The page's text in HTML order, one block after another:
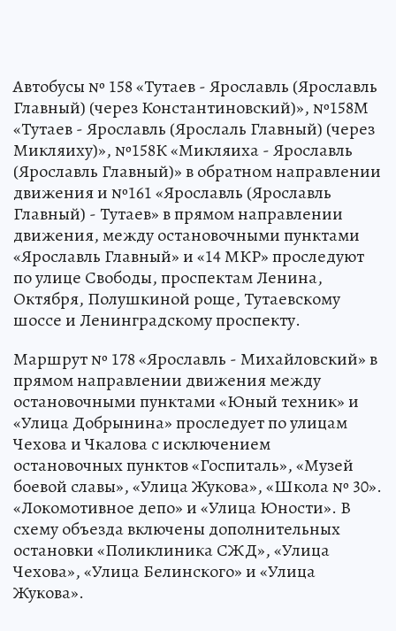
Автобусы № 158 «Тутаев - Ярославль (Ярославль
Главный) (через Константиновский)», №158М
«Тутаев - Ярославль (Ярослаль Главный) (через
Микляиху)», №158К «Микляиха - Ярославль
(Ярославль Главный)» в обратном направлении
движения и №161 «Ярославль (Ярославль
Главный) - Тутаев» в прямом направлении
движения, между остановочными пунктами
«Ярославль Главный» и «14 МКР» проследуют
по улице Свободы, проспектам Ленина,
Октября, Полушкиной роще, Тутаевскому
шоссе и Ленинградскому проспекту.
Маршрут № 178 «Ярославль - Михайловский» в
прямом направлении движения между
остановочными пунктами «Юный техник» и
«Улица Добрынина» проследует по улицам
Чехова и Чкалова с исключением
остановочных пунктов «Госпиталь», «Музей
боевой славы», «Улица Жукова», «Школа № 30».
«Локомотивное депо» и «Улица Юности». В
схему объезда включены дополнительных
остановки «Поликлиника СЖД», «Улица
Чехова», «Улица Белинского» и «Улица
Жукова».